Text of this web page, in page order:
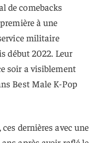
de comebacks
à une
militaire
début 2022. Leur
soir a visiblement
Best Male K-Pop
dernières avec une